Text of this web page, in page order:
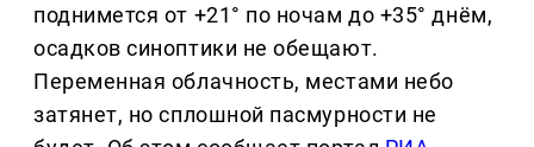
поднимется от +21° по ночам до +35° днём,
осадков синоптики не обещают.
Переменная облачность, местами небо
затянет, но сплошной пасмурности не